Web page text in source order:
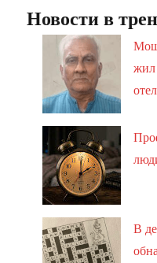
Новости в
жил
В